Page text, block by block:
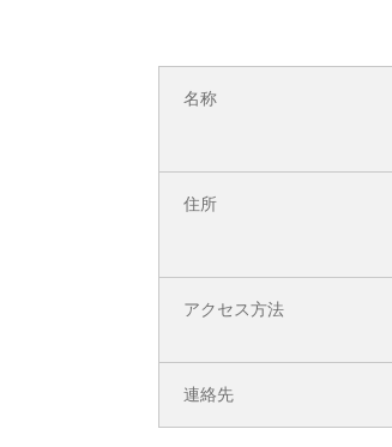
名称
住所
アクセス方法
連絡先